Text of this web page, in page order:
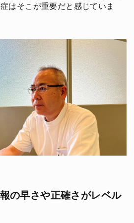
はそこが重要だと感じていま
の早さや正確さがレベル